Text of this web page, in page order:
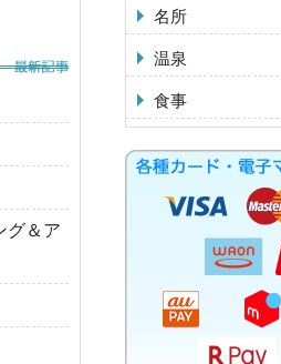
グ＆ア
名所
温泉
食事